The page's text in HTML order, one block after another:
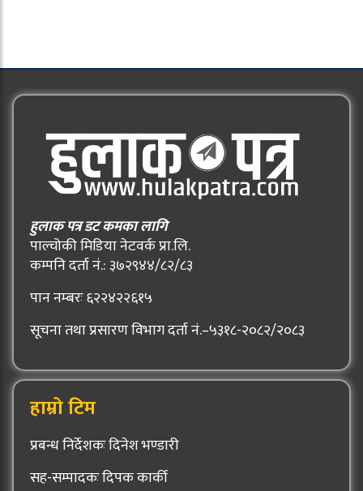
हुलाक पत्र डट कमका लागि
पाल्चोकी मिडिया नेटवर्क प्रा.लि.
कम्पनि दर्ता नं.: ३७२९४४/८२/८३
पान नम्बरः ६२२४२२६१५
सूचना तथा प्रसारण विभाग दर्ता नं.–५३१८-२०८२/२०८३
हाम्रो टिम
प्रबन्ध निर्देशकः दिनेश भण्डारी
सह-सम्पादकः दिपक कार्की